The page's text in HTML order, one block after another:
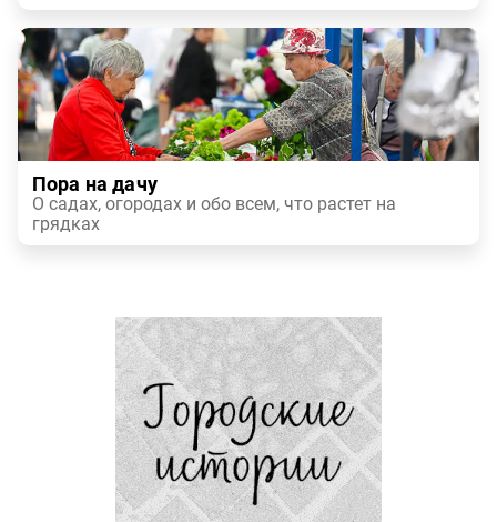
Пора на дачу
О садах, огородах и обо всем, что растет на
грядках